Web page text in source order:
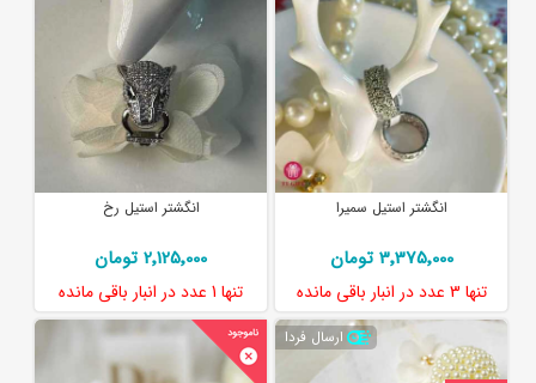
انگشتر استیل سمیرا
3٬375٬000 تومان
تنها 3 عدد در انبار باقی مانده
انگشتر استیل رخ
2٬125٬000 تومان
تنها 1 عدد در انبار باقی مانده
ارسال فردا